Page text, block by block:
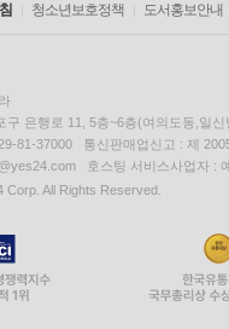
청소년보호정책 도서홍보안내
구 은행로 11, 5층~6층(여의도동,일신
81-37000 통신판매업신고 : 제
호스팅 서비스사업자 :
All Rights Reserved.